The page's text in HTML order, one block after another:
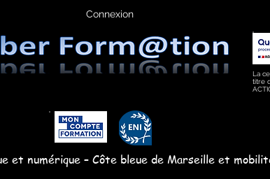
Connexion
La
titre
et numérique – Côte bleue de Marseille et